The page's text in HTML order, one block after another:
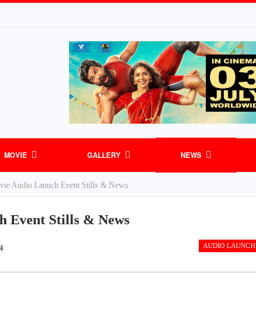
MOVIE GALLERY NEWS
Audio Lanuch Event Stills & News
Event Stills & News
AUDIO LAUNCH